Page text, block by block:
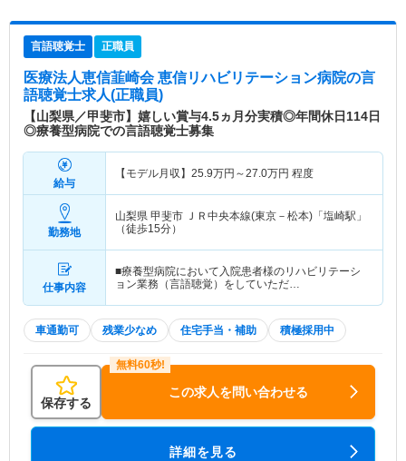
言語聴覚士 正職員
医療法人恵信韮崎会 恵信リハビリテーション病院の言
語聴覚士求人(正職員)
【山梨県／甲斐市】嬉しい賞与4.5ヵ月分実積◎年間休日114日
◎療養型病院での言語聴覚士募集
給与
【モデル月収】 25.9万円～27.0万円 程度
勤務地
山梨県 甲斐市 ＪＲ中央本線(東京－松本)「塩崎駅」
（徒歩15分）
仕事内容
■療養型病院において入院患者様のリハビリテーシ
ョン業務（言語聴覚）をしていただ…
車通勤可 残業少なめ 住宅手当・補助 積極採用中
保存する
この求人を問い合わせる
詳細を見る